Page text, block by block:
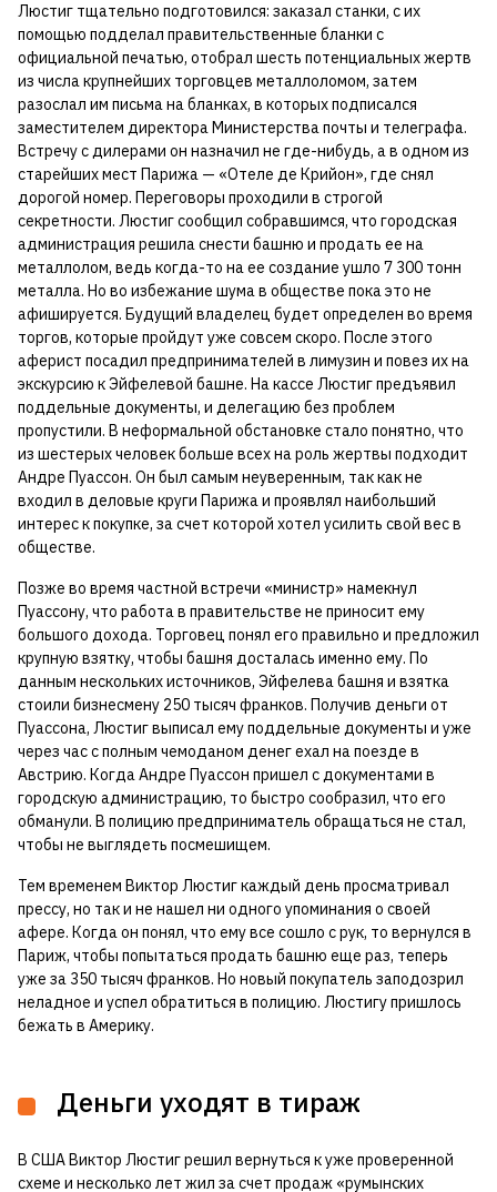
Люстиг тщательно подготовился: заказал станки, с их
помощью подделал правительственные бланки с
официальной печатью, отобрал шесть потенциальных жертв
из числа крупнейших торговцев металлоломом, затем
разослал им письма на бланках, в которых подписался
заместителем директора Министерства почты и телеграфа.
Встречу с дилерами он назначил не где-нибудь, а в одном из
старейших мест Парижа — «Отеле де Крийон», где снял
дорогой номер. Переговоры проходили в строгой
секретности. Люстиг сообщил собравшимся, что городская
администрация решила снести башню и продать ее на
металлолом, ведь когда-то на ее создание ушло 7 300 тонн
металла. Но во избежание шума в обществе пока это не
афишируется. Будущий владелец будет определен во время
торгов, которые пройдут уже совсем скоро. После этого
аферист посадил предпринимателей в лимузин и повез их на
экскурсию к Эйфелевой башне. На кассе Люстиг предъявил
поддельные документы, и делегацию без проблем
пропустили. В неформальной обстановке стало понятно, что
из шестерых человек больше всех на роль жертвы подходит
Андре Пуассон. Он был самым неуверенным, так как не
входил в деловые круги Парижа и проявлял наибольший
интерес к покупке, за счет которой хотел усилить свой вес в
обществе.
Позже во время частной встречи «министр» намекнул
Пуассону, что работа в правительстве не приносит ему
большого дохода. Торговец понял его правильно и предложил
крупную взятку, чтобы башня досталась именно ему. По
данным нескольких источников, Эйфелева башня и взятка
стоили бизнесмену 250 тысяч франков. Получив деньги от
Пуассона, Люстиг выписал ему поддельные документы и уже
через час с полным чемоданом денег ехал на поезде в
Австрию. Когда Андре Пуассон пришел с документами в
городскую администрацию, то быстро сообразил, что его
обманули. В полицию предприниматель обращаться не стал,
чтобы не выглядеть посмешищем.
Тем временем Виктор Люстиг каждый день просматривал
прессу, но так и не нашел ни одного упоминания о своей
афере. Когда он понял, что ему все сошло с рук, то вернулся в
Париж, чтобы попытаться продать башню еще раз, теперь
уже за 350 тысяч франков. Но новый покупатель заподозрил
неладное и успел обратиться в полицию. Люстигу пришлось
бежать в Америку.
Деньги уходят в тираж
В США Виктор Люстиг решил вернуться к уже проверенной
схеме и несколько лет жил за счет продаж «румынских